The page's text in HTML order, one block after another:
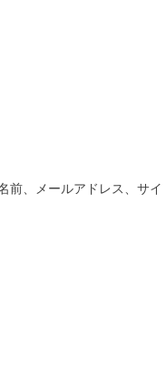
、メールアドレス、サイ